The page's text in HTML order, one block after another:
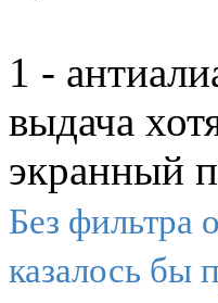
1 -
выдача
экранный
Без фильтра
казалось бы